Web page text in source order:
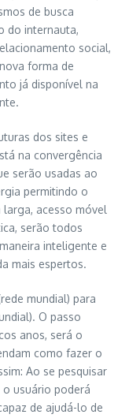
de busca
do internauta,
social,
forma de
já disponível na
dos sites e
na convergência
serão usadas ao
permitindo o
acesso móvel
serão todos
inteligente e
mais espertos.
mundial) para
O passo
anos, será o
como fazer o
Ao se pesquisar
usuário poderá
de ajudá-lo de